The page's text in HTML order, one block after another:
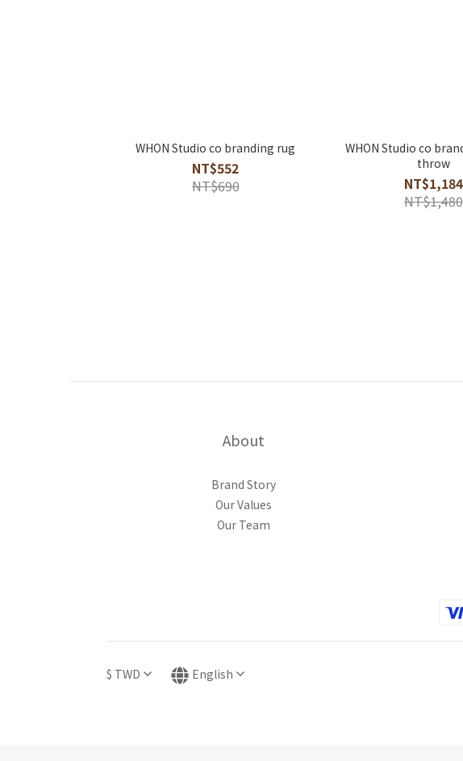
WHON Studio co branding rug
NT$552
NT$690
WHON Studio co
throw
NT$1,184
NT$1,480
About
Brand Story
Our Values
Our Team
$ TWD English